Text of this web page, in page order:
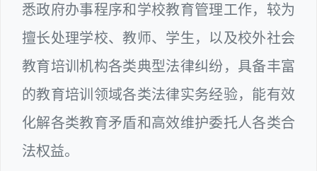
悉政府办事程序和学校教育管理工作，较为
擅长处理学校、教师、学生，以及校外社会
教育培训机构各类典型法律纠纷，具备丰富
的教育培训领域各类法律实务经验，能有效
化解各类教育矛盾和高效维护委托人各类合
法权益。